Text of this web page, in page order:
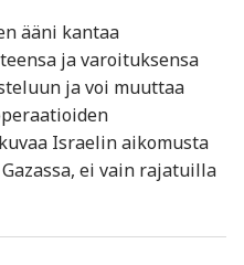
ääni kantaa
ja varoituksensa
ja voi muuttaa
Israelin aikomusta
ei vain rajatuilla